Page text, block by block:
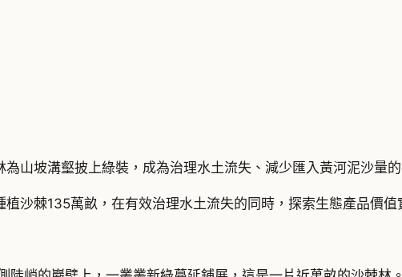
山坡溝壑披上綠裝，成為治理水土流失、減少匯入黃河泥沙量的
沙棘135萬畝，在有效治理水土流失的同時，探索生態產品價值